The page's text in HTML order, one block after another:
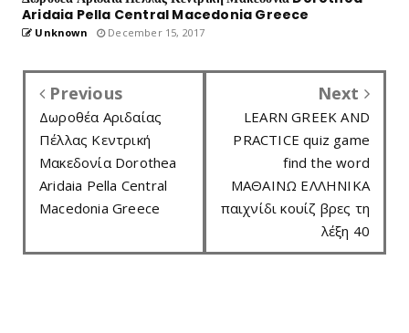
Aridaia Pella Central Macedonia Greece
Unknown December 15, 2017
Previous
Δωροθέα Αριδαίας
Πέλλας Κεντρική
Μακεδονία Dorothea
Aridaia Pella Central
Macedonia Greece
Next
LEARN GREEK AND
PRACTICE quiz game
find the word
ΜΑΘΑΙΝΩ ΕΛΛΗΝΙΚΑ
παιχνίδι κουίζ βρες τη
λέξη 40